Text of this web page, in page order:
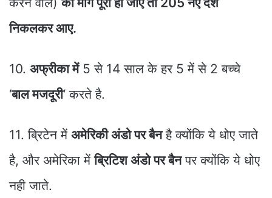
निकलकर आए.
10. अफ्रीका में5 से 14 साल के हर 5 में से 2 बच्चे
‘बाल मजदूरी‘ करते है.
11. ब्रिटेन में अमेरिकी अंडो पर बैनहै क्योंकि ये धोए जाते
है, और अमेरिका मेंब्रिटिश अंडो पर बैनपर क्योंकि ये धोए
नही जाते.